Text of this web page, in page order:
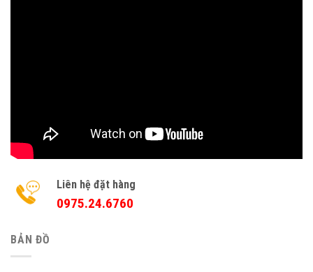
Liên hệ đặt hàng
0975.24.6760
BẢN ĐỒ